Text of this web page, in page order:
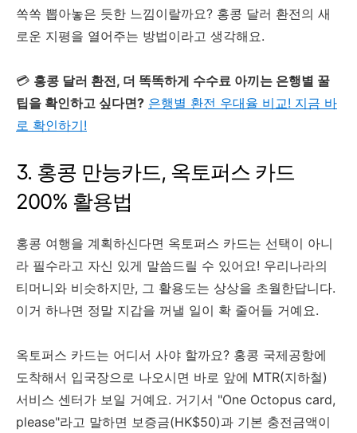
쏙쏙 뽑아놓은 듯한 느낌이랄까요? 홍콩 달러 환전의 새
로운 지평을 열어주는 방법이라고 생각해요.
💳 홍콩 달러 환전, 더 똑똑하게 수수료 아끼는 은행별 꿀
팁을 확인하고 싶다면? 은행별 환전 우대율 비교! 지금 바
로 확인하기!
3. 홍콩 만능카드, 옥토퍼스 카드
200% 활용법
홍콩 여행을 계획하신다면 옥토퍼스 카드는 선택이 아니
라 필수라고 자신 있게 말씀드릴 수 있어요! 우리나라의
티머니와 비슷하지만, 그 활용도는 상상을 초월한답니다.
이거 하나면 정말 지갑을 꺼낼 일이 확 줄어들 거예요.
옥토퍼스 카드는 어디서 사야 할까요? 홍콩 국제공항에
도착해서 입국장으로 나오시면 바로 앞에 MTR(지하철)
서비스 센터가 보일 거예요. 거기서 "One Octopus card,
please"라고 말하면 보증금(HK$50)과 기본 충전금액이